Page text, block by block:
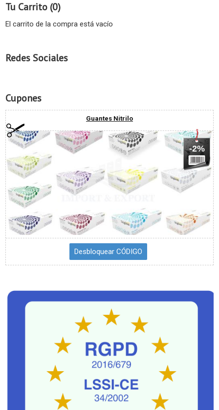
Tu Carrito (0)
El carrito de la compra está vacío
Redes Sociales
Cupones
Guantes Nitrilo
-2%